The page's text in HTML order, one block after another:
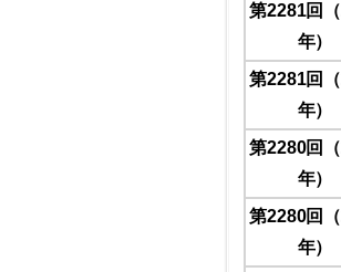
第2281回
年）
第2281回
年）
第2280回
年）
第2280回
年）